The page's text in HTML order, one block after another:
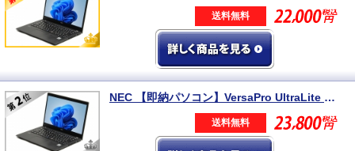
送料無料
NEC 【即納パソコン】VersaPro UltraLite タイプVB (Win11pro64)(SSD新品) 5N8(SSD新品)
送料無料